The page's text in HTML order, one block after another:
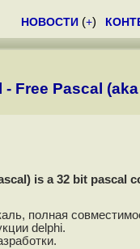
НОВОСТИ (+)
- Free Pascal
is a 32 bit pascal
полная
delphi.